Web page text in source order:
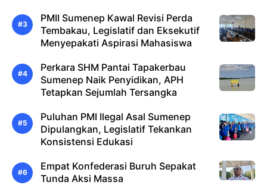
PMII Sumenep Kawal Revisi Perda
Tembakau, Legislatif dan Eksekutif
Menyepakati Aspirasi Mahasiswa
Perkara SHM Pantai Tapakerbau
Sumenep Naik Penyidikan, APH
Tetapkan Sejumlah Tersangka
Puluhan PMI Ilegal Asal Sumenep
Dipulangkan, Legislatif Tekankan
Konsistensi Edukasi
Empat Konfederasi Buruh Sepakat
Tunda Aksi Massa